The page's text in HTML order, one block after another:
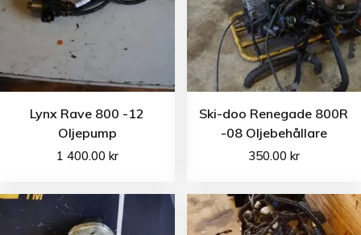
Lynx Rave 800 -12
Oljepump
1 400.00 kr
Ski-doo Renegade 800R
-08 Oljebehållare
350.00 kr